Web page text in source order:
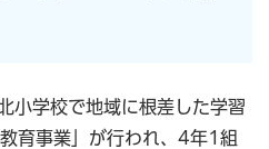
小学校で地域に根差した学習
育事業」が行われ、4年1組